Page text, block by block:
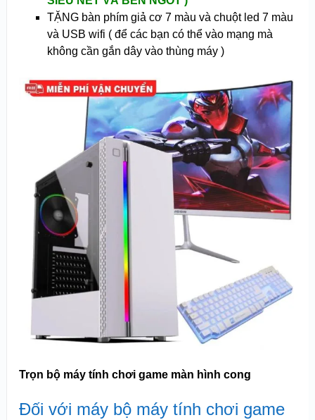
TẶNG bàn phím giả cơ 7 màu và chuột led 7 màu
và USB wifi ( để các bạn có thể vào mạng mà
không cần gắn dây vào thùng máy )
Trọn bộ máy tính chơi game màn hình cong
Đối với máy bộ máy tính chơi game